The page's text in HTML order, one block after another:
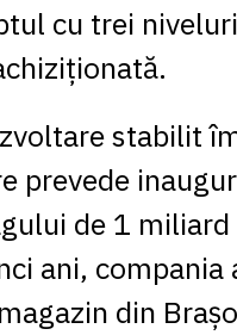
cu trei
stabilit
prevede
de 1
ani, compania
din